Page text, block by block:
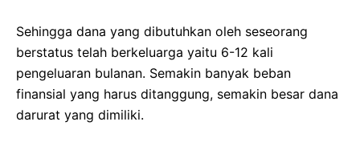
Sehingga dana yang dibutuhkan oleh seseorang
berstatus telah berkeluarga yaitu 6-12 kali
pengeluaran bulanan. Semakin banyak beban
finansial yang harus ditanggung, semakin besar dana
darurat yang dimiliki.